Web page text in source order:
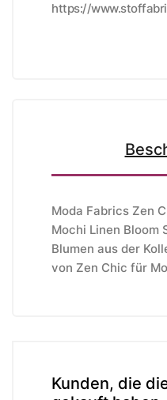
https://
Moda Fabrics Zen
Mochi Linen Bloom
Blumen aus der
von Zen Chic für
Kunden, die